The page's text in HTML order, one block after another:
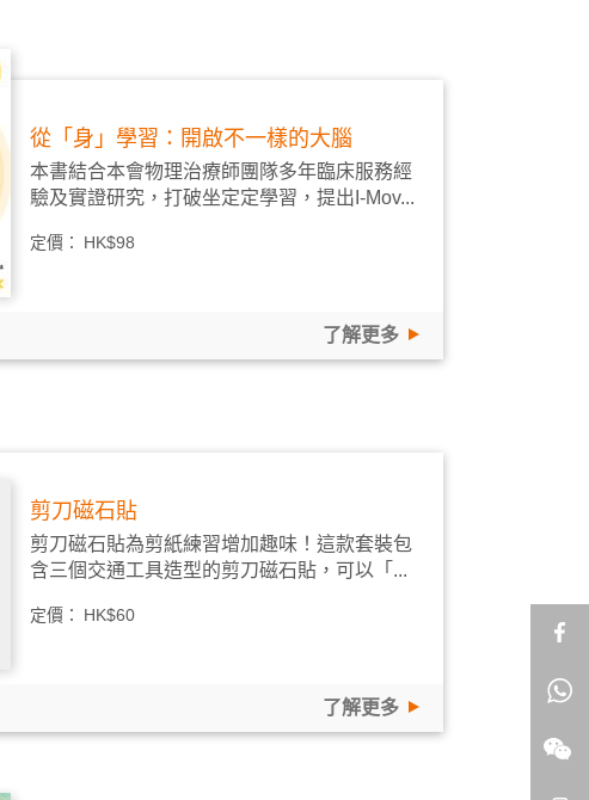
從「身」學習：開啟不一樣的大腦
本書結合本會物理治療師團隊多年臨床服務經
驗及實證研究，打破坐定定學習，提出I-Mov...
定價： HK$98
了解更多
剪刀磁石貼
剪刀磁石貼為剪紙練習增加趣味！這款套裝包
含三個交通工具造型的剪刀磁石貼，可以「...
定價： HK$60
了解更多